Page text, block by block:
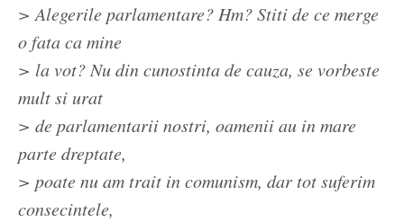
> Alegerile parlamentare? Hm? Stiti de ce merge
o fata ca mine
> la vot? Nu din cunostinta de cauza, se vorbeste
mult si urat
> de parlamentarii nostri, oamenii au in mare
parte dreptate,
> poate nu am trait in comunism, dar tot suferim
consecintele,